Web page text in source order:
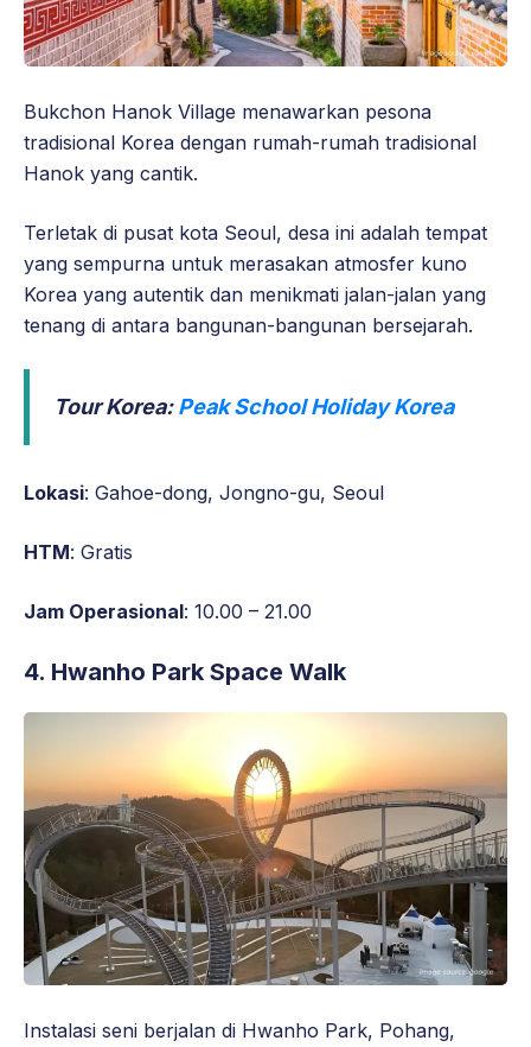
Bukchon Hanok Village menawarkan pesona
tradisional Korea dengan rumah-rumah tradisional
Hanok yang cantik.
Terletak di pusat kota Seoul, desa ini adalah tempat
yang sempurna untuk merasakan atmosfer kuno
Korea yang autentik dan menikmati jalan-jalan yang
tenang di antara bangunan-bangunan bersejarah.
Tour Korea:Peak School Holiday Korea
Lokasi: Gahoe-dong, Jongno-gu, Seoul
HTM: Gratis
Jam Operasional: 10.00 – 21.00
4. Hwanho Park Space Walk
Instalasi seni berjalan di Hwanho Park, Pohang,